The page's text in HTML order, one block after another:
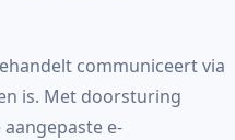
communiceert via
is. Met doorsturing
e-